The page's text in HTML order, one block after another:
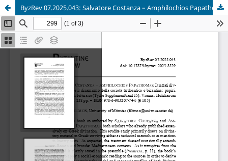
ByzRev 07.2025.043: Salvatore Costanza – Amphilochios Papathomas, I trattati divinatori greci e il dinamismo della società tardoantica e bizantina: